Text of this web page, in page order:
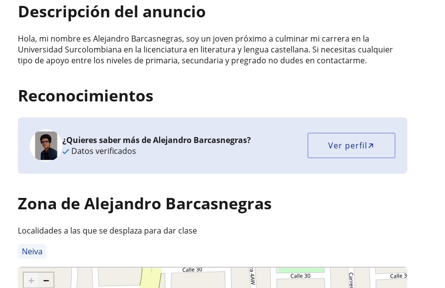
Descripción del anuncio
Hola, mi nombre es Alejandro Barcasnegras, soy un joven próximo a culminar mi carrera en la
Universidad Surcolombiana en la licenciatura en literatura y lengua castellana. Si necesitas cualquier
tipo de apoyo entre los niveles de primaria, secundaria y pregrado no dudes en contactarme.
Reconocimientos
¿Quieres saber más de Alejandro Barcasnegras?
Datos verificados
Ver perfil
Zona de Alejandro Barcasnegras
Localidades a las que se desplaza para dar clase
Neiva
+ −